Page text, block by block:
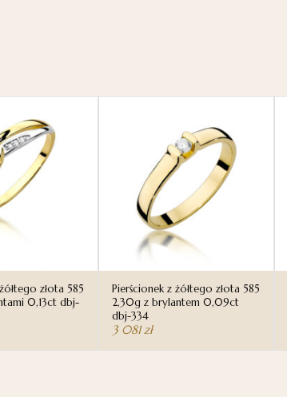
złota 585
0,13ct dbj-
Pierścionek z żółtego złota 585
2,30g z brylantem 0,09ct
dbj-334
3 081zł